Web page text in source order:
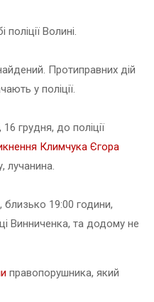
Волині.
Протиправних дій
у поліції.
грудня, до поліції
Климчука Єгора
лучанина.
19:00 години,
Винниченка, та додому не
правопорушника, який